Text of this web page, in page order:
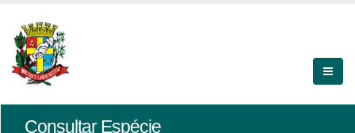
Consultar Espécie